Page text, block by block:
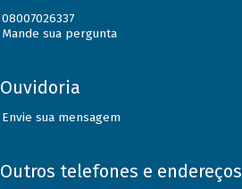
08007026337
Mande sua pergunta
Ouvidoria
Envie sua mensagem
Outros telefones e endereços